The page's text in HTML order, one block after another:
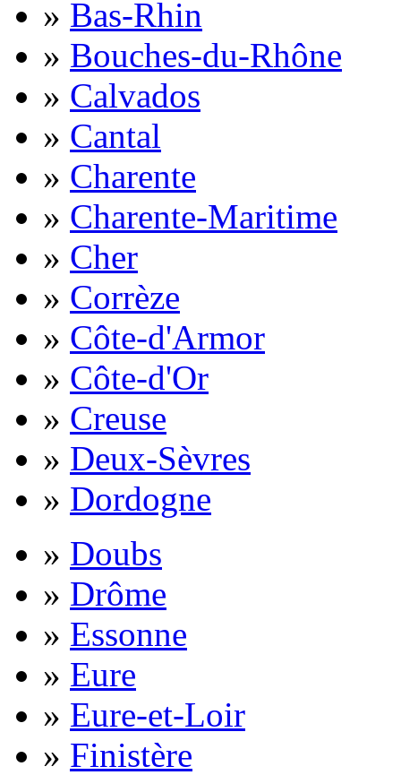
» Bas-Rhin
» Bouches-du-Rhône
» Calvados
» Cantal
» Charente
» Charente-Maritime
» Cher
» Corrèze
» Côte-d'Armor
» Côte-d'Or
» Creuse
» Deux-Sèvres
» Dordogne
» Doubs
» Drôme
» Essonne
» Eure
» Eure-et-Loir
» Finistère